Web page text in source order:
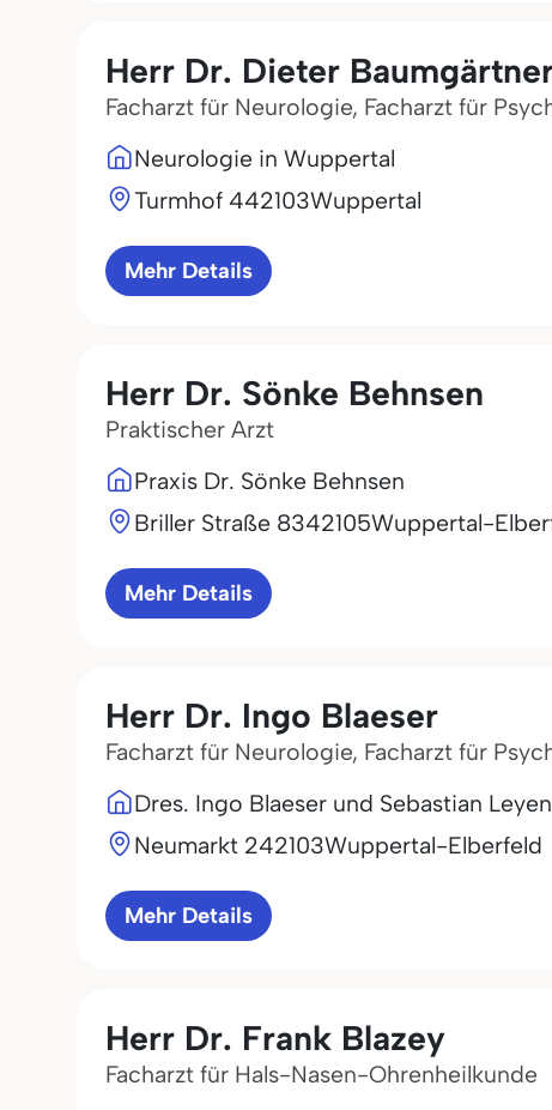
Herr Dr. Dieter
Facharzt für Neurologie, Facharzt für
Neurologie in Wuppertal
Turmhof 442103Wuppertal
Mehr Details
Herr Dr. Sönke Behnsen
Praktischer Arzt
Praxis Dr. Sönke Behnsen
Briller Straße 8342105Wuppertal-
Mehr Details
Herr Dr. Ingo Blaeser
Facharzt für Neurologie, Facharzt für
Dres. Ingo Blaeser und Sebastian
Neumarkt 242103Wuppertal-Elberfeld
Mehr Details
Herr Dr. Frank Blazey
Facharzt für Hals-Nasen-Ohrenheilkunde